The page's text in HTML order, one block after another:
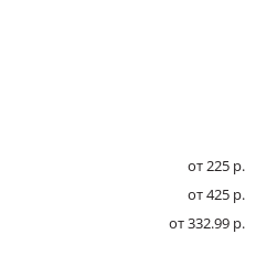
от 225 р.
от 425 р.
от 332.99 р.